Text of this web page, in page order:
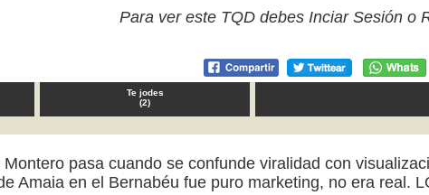
Para ver este TQD debes Inciar Sesión o
Te jodes
(2)
pasa cuando se confunde viralidad con
Amaia en el Bernabéu fue puro marketing, no era real.